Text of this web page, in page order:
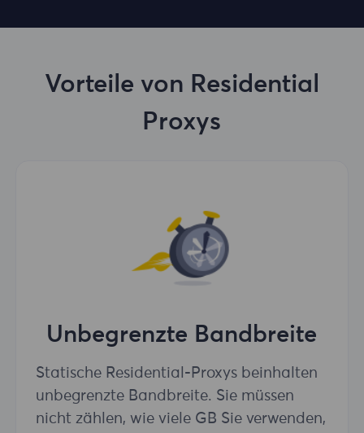
Vorteile von Residential
Proxys
Unbegrenzte Bandbreite
Statische Residential-Proxys beinhalten
unbegrenzte Bandbreite. Sie müssen
nicht zählen, wie viele GB Sie verwenden,